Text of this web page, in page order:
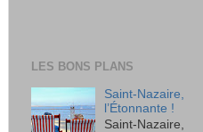
LES BONS PLANS
Saint-Nazaire,
l’Étonnante !
Saint-Nazaire,